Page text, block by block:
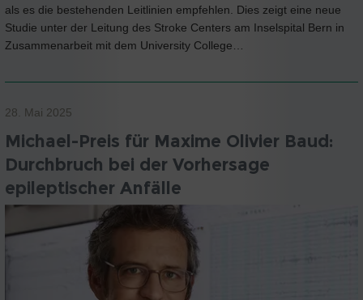
als es die bestehenden Leitlinien empfehlen. Dies zeigt eine neue
Studie unter der Leitung des Stroke Centers am Inselspital Bern in
Zusammenarbeit mit dem University College…
28. Mai 2025
Michael-Preis für Maxime Olivier Baud:
Durchbruch bei der Vorhersage
epileptischer Anfälle